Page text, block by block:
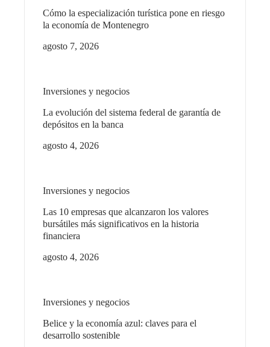
Cómo la especialización turística pone en riesgo
la economía de Montenegro
agosto 7, 2026
Inversiones y negocios
La evolución del sistema federal de garantía de
depósitos en la banca
agosto 4, 2026
Inversiones y negocios
Las 10 empresas que alcanzaron los valores
bursátiles más significativos en la historia
financiera
agosto 4, 2026
Inversiones y negocios
Belice y la economía azul: claves para el
desarrollo sostenible